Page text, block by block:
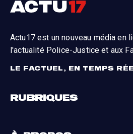
Actu17 est un nouveau média en
l'actualité Police-Justice et aux
LE FACTUEL, EN TEMPS
RUBRIQUES